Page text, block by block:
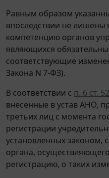
Равным образом
впоследствии не лишены
компетенцию органов
являющихся
соответствующие
Закона N 7-ФЗ).
В соответствии с п. 6 ст. 52
внесенные в устав АНО,
третьих лиц с момента
регистрации
установленных законом,
органа,
регистрацию, о таких